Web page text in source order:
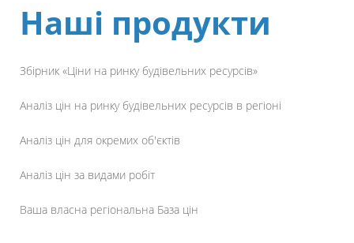
Наші продукти
Збірник «Ціни на ринку будівельних ресурсів»
Аналіз цін на ринку будівельних ресурсів в регіоні
Аналіз цін для окремих об'єктів
Аналіз цін за видами робіт
Ваша власна регіональна База цін